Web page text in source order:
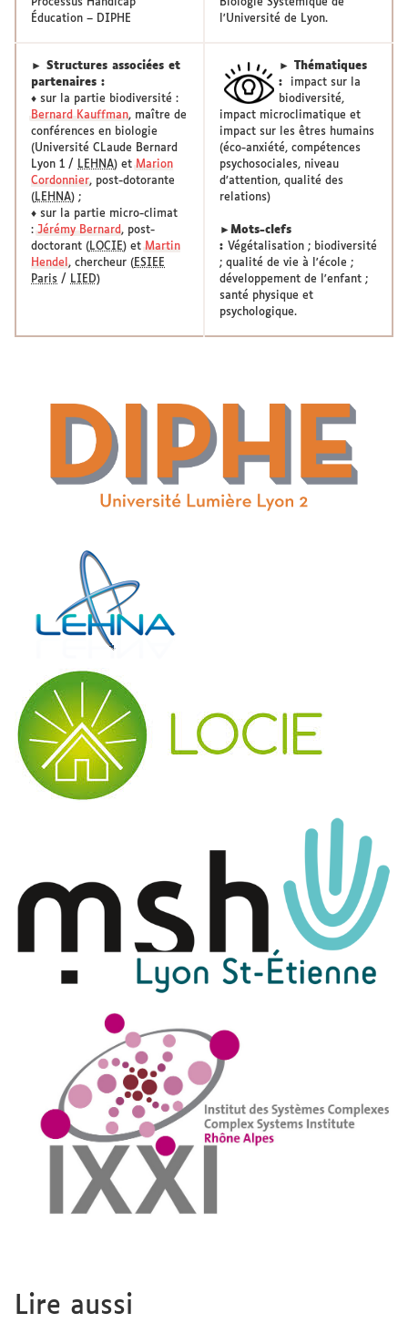
Processus Handicap
Éducation – DIPHE
Biologie Systémique de
l'Université de Lyon.
► Structures associées et
partenaires :
♦ sur la partie biodiversité :
Bernard Kauffman, maître de
conférences en biologie
(Université CLaude Bernard
Lyon 1 / LEHNA) et Marion
Cordonnier, post-dotorante
( LEHNA) ;
♦ sur la partie micro-climat
: Jérémy Bernard, post-
doctorant ( LOCIE) et Martin
Hendel , chercheur ( ESIEE
Paris / LIED)
► Thématiques
:
impact sur la
biodiversité,
impact microclimatique et
impact sur les êtres humains
(éco-anxiété, compétences
psychosociales, niveau
d’attention, qualité des
relations)
►Mots-clefs
: Végétalisation ; biodiversité
; qualité de vie à l'école ;
développement de l'enfant ;
santé physique et
psychologique.
Lire aussi